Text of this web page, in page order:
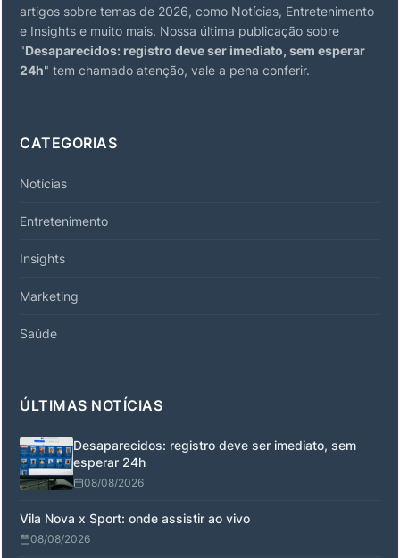
artigos sobre temas de 2026, como Notícias, Entretenimento
e Insights e muito mais. Nossa última publicação sobre
"Desaparecidos: registro deve ser imediato, sem esperar
24h" tem chamado atenção, vale a pena conferir.
CATEGORIAS
Notícias
Entretenimento
Insights
Marketing
Saúde
ÚLTIMAS NOTÍCIAS
Desaparecidos: registro deve ser imediato, sem
esperar 24h
08/08/2026
Vila Nova x Sport: onde assistir ao vivo
08/08/2026